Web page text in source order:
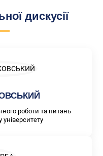
дискусії
роботи та питань